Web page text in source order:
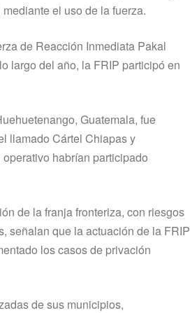
el uso de la fuerza.
de Reacción Inmediata Pakal
largo del año, la FRIP participó en
Guatemala, fue
llamado Cártel Chiapas y
habrían participado
de la franja fronteriza, con riesgos
señalan que la actuación de la FRIP
los casos de privación
de sus municipios,